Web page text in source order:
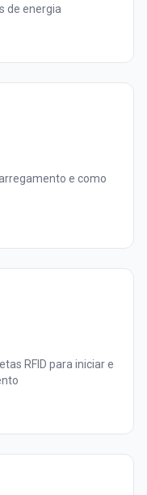
de energia
e como
RFID para iniciar e